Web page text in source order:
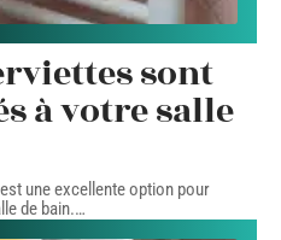
sont
à votre salle
une excellente option pour
de bain.…